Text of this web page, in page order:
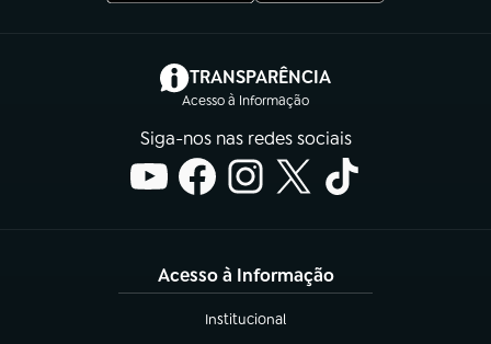
TRANSPARÊNCIA
Acesso à Informação
(abre em nova aba)
Siga-nos nas redes sociais
Acesso à Informação
Institucional
(abre em nova aba)